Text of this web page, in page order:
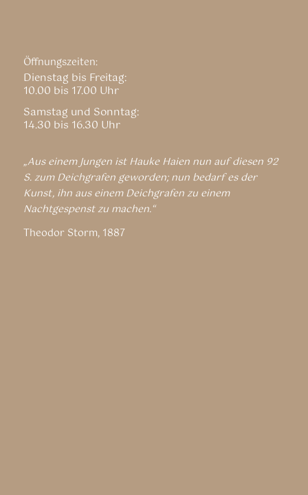
Öffnungszeiten:
Dienstag bis Freitag:
10.00 bis 17.00 Uhr
Samstag und Sonntag:
14.30 bis 16.30 Uhr
„Aus einem Jungen ist Hauke Haien nun auf diesen 92
S. zum Deichgrafen geworden; nun bedarf es der
Kunst, ihn aus einem Deichgrafen zu einem
Nachtgespenst zu machen.“
Theodor Storm, 1887